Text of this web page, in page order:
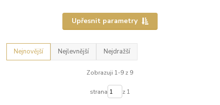
Upřesnit parametry
Nejnovější Nejlevnější Nejdražší
Zobrazuji 1-9 z 9
strana z 1